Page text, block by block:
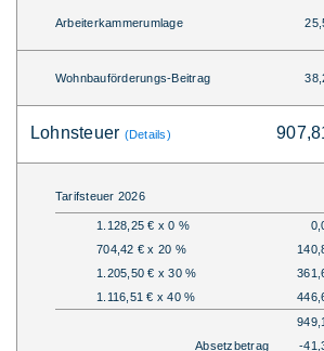
Arbeiterkammerumlage
Wohnbauförderungs-Beitrag
Lohnsteuer (Details)
Tarifsteuer 2026
1.128,25 € x 0 %
704,42 € x 20 %
1.205,50 € x 30 %
1.116,51 € x 40 %
Absetzbetrag
-